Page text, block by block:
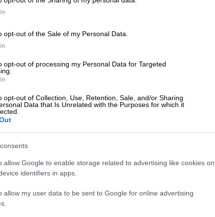
opt-out of the Sale of my Personal Data.
opt-out of processing my Personal Data for Targeted
opt-out of Collection, Use, Retention, Sale, and/or Sharing
Data that Is Unrelated with the Purposes for which it
allow Google to enable storage related to advertising like cookies on
identifiers in apps.
allow my user data to be sent to Google for online advertising
έφεσή του – Προς απέλαση από την
και φεύγει από την
δήλωσή του
Απελαύνεται από την Αυστραλία
έκανε λόγο για «κυνήγι μαγισσών»
- Το υψηλό ποσό που θα
ήττα στην Αυστραλία